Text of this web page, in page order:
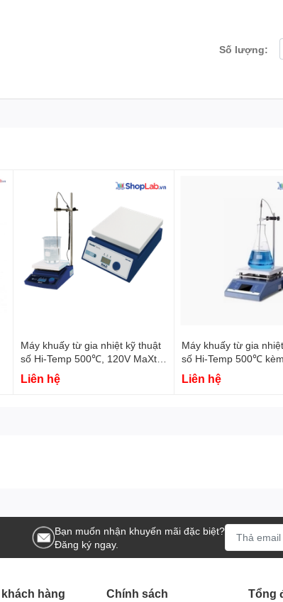
Số lượng:
Máy khuấy từ gia nhiệt kỹ thuật
số Hi-Temp 500℃, 120V MaXtir
500 DH.WMH05021 DaiHan
Liên hệ
Máy khuấy từ gia
số Hi-Temp 500℃ kèm
MaXtir 500
DaiHan
Liên hệ
Bạn muốn nhận khuyến mãi đặc biệt?
Đăng ký ngay.
hàng Chính sách Tổng